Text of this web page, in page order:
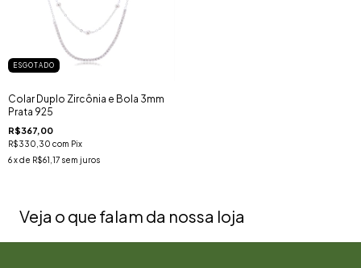
ESGOTADO
Colar Duplo Zircônia e Bola 3mm
Prata 925
R$367,00
R$330,30 com Pix
6x de R$61,17 sem juros
Veja o que falam da nossa loja